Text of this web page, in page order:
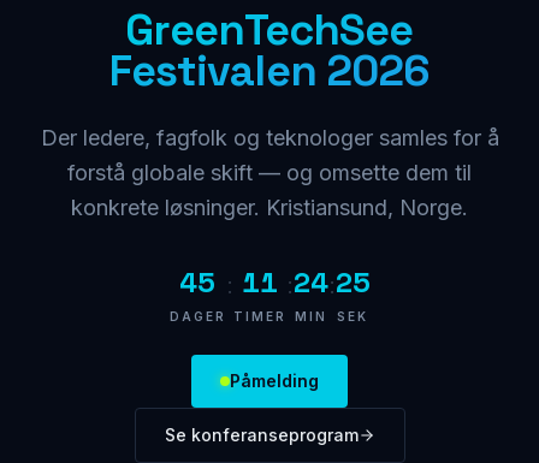
GreenTechSee
Festivalen 2026
Der ledere, fagfolk og teknologer samles for å
forstå globale skift — og omsette dem til
konkrete løsninger. Kristiansund, Norge.
45
DAGER
: 11
TIMER
:24
MIN
:24
SEK
Påmelding
Se konferanseprogram